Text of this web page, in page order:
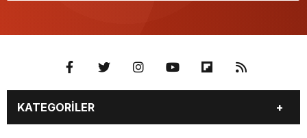
KATEGORİLER